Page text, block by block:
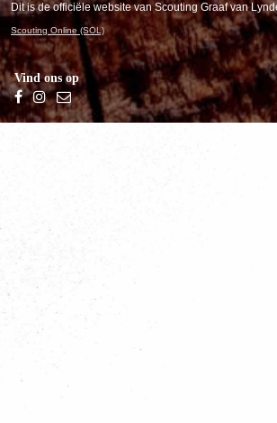
Dit is de officiële website van Scouting Graaf van
Scouting Online (SOL)
Vind ons op